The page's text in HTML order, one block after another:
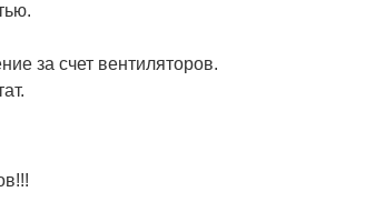
за счет вентиляторов.